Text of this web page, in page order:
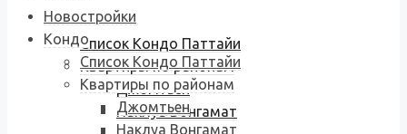
Список Кондо Паттайи
Квартиры по районам
Джомтьен
Наклуа Вонгамат
Новостройки
Кондо
Список Кондо Паттайи
Квартиры по районам
Джомтьен
Наклуа Вонгамат